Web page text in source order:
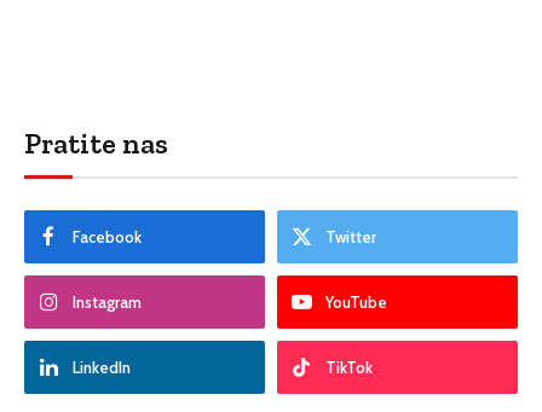
Pratite nas
Facebook Twitter
Instagram YouTube
LinkedIn TikTok